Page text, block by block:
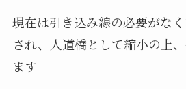
現在は引き込み線の必要がな
され、人道橋として縮小の上
ます